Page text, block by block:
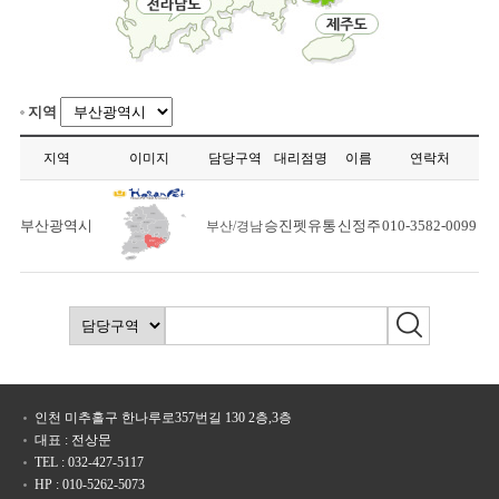
지역
지역 이미지 담당구역 대리점명 이름 연락처
부산광역시 부산/경남승진펫유통 신정주010-3582-0099
인천 미추홀구 한나루로357번길 130 2층,3층
대표 : 전상문
TEL : 032-427-5117
HP : 010-5262-5073